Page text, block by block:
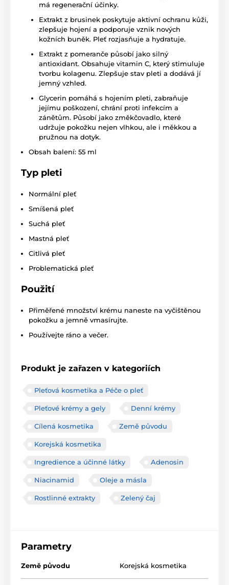
má regenerační účinky.
Extrakt z brusinek poskytuje aktivní ochranu kůži,
zlepšuje hojení a podporuje vznik nových
kožních buněk. Pleť rozjasňuje a hydratuje.
Extrakt z pomeranče působí jako silný
antioxidant. Obsahuje vitamin C, který stimuluje
tvorbu kolagenu. Zlepšuje stav pleti a dodává jí
jemný vzhled.
Glycerin pomáhá s hojením pleti, zabraňuje
jejímu poškození, chrání proti infekcím a
zánětům. Působí jako změkčovadlo, které
udržuje pokožku nejen vlhkou, ale i měkkou a
pružnou na dotyk.
Obsah balení: 55 ml
Typ pleti
Normální pleť
Smíšená pleť
Suchá pleť
Mastná pleť
Citlivá pleť
Problematická pleť
Použití
Přiměřené množství krému naneste na vyčištěnou
pokožku a jemně vmasírujte.
Používejte ráno a večer.
Produkt je zařazen v kategoriích
Pleťová kosmetika a Péče o pleť
Pleťové krémy a gely Denní krémy
Cílená kosmetika Země původu
Korejská kosmetika
Ingredience a účinné látky Adenosin
Niacinamid Oleje a másla
Rostlinné extrakty Zelený čaj
Parametry
Země původu Korejská kosmetika